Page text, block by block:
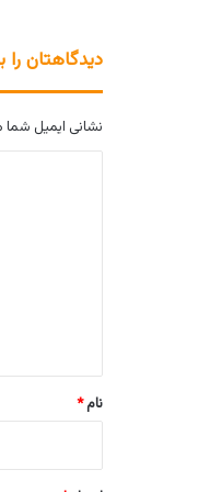
دیدگاهتان را
نشانی ایمیل
نام*